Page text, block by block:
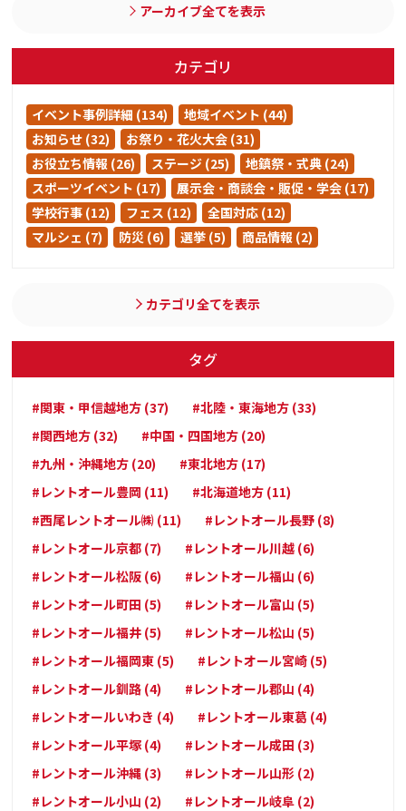
アーカイブ全てを表示
カテゴリ
イベント事例詳細 (134)
地域イベント (44)
お知らせ (32)
お祭り・花火大会 (31)
お役立ち情報 (26)
ステージ (25)
地鎮祭・式典 (24)
スポーツイベント (17)
展示会・商談会・販促・学会 (17)
学校行事 (12)
フェス (12)
全国対応 (12)
マルシェ (7)
防災 (6) 選挙 (5) 商品情報 (2)
カテゴリ全てを表示
タグ
#関東・甲信越地方 (37)
#北陸・東海地方 (33)
#関西地方 (32)
#中国・四国地方 (20)
#九州・沖縄地方 (20)
#東北地方 (17)
#レントオール豊岡 (11)
#北海道地方 (11)
#西尾レントオール㈱ (11)
#レントオール長野 (8)
#レントオール京都 (7)
#レントオール川越 (6)
#レントオール松阪 (6)
#レントオール福山 (6)
#レントオール町田 (5)
#レントオール富山 (5)
#レントオール福井 (5)
#レントオール松山 (5)
#レントオール福岡東 (5)
#レントオール宮崎 (5)
#レントオール釧路 (4)
#レントオール郡山 (4)
#レントオールいわき (4)
#レントオール東葛 (4)
#レントオール平塚 (4)
#レントオール成田 (3)
#レントオール沖縄 (3)
#レントオール山形 (2)
#レントオール小山 (2)
#レントオール岐阜 (2)